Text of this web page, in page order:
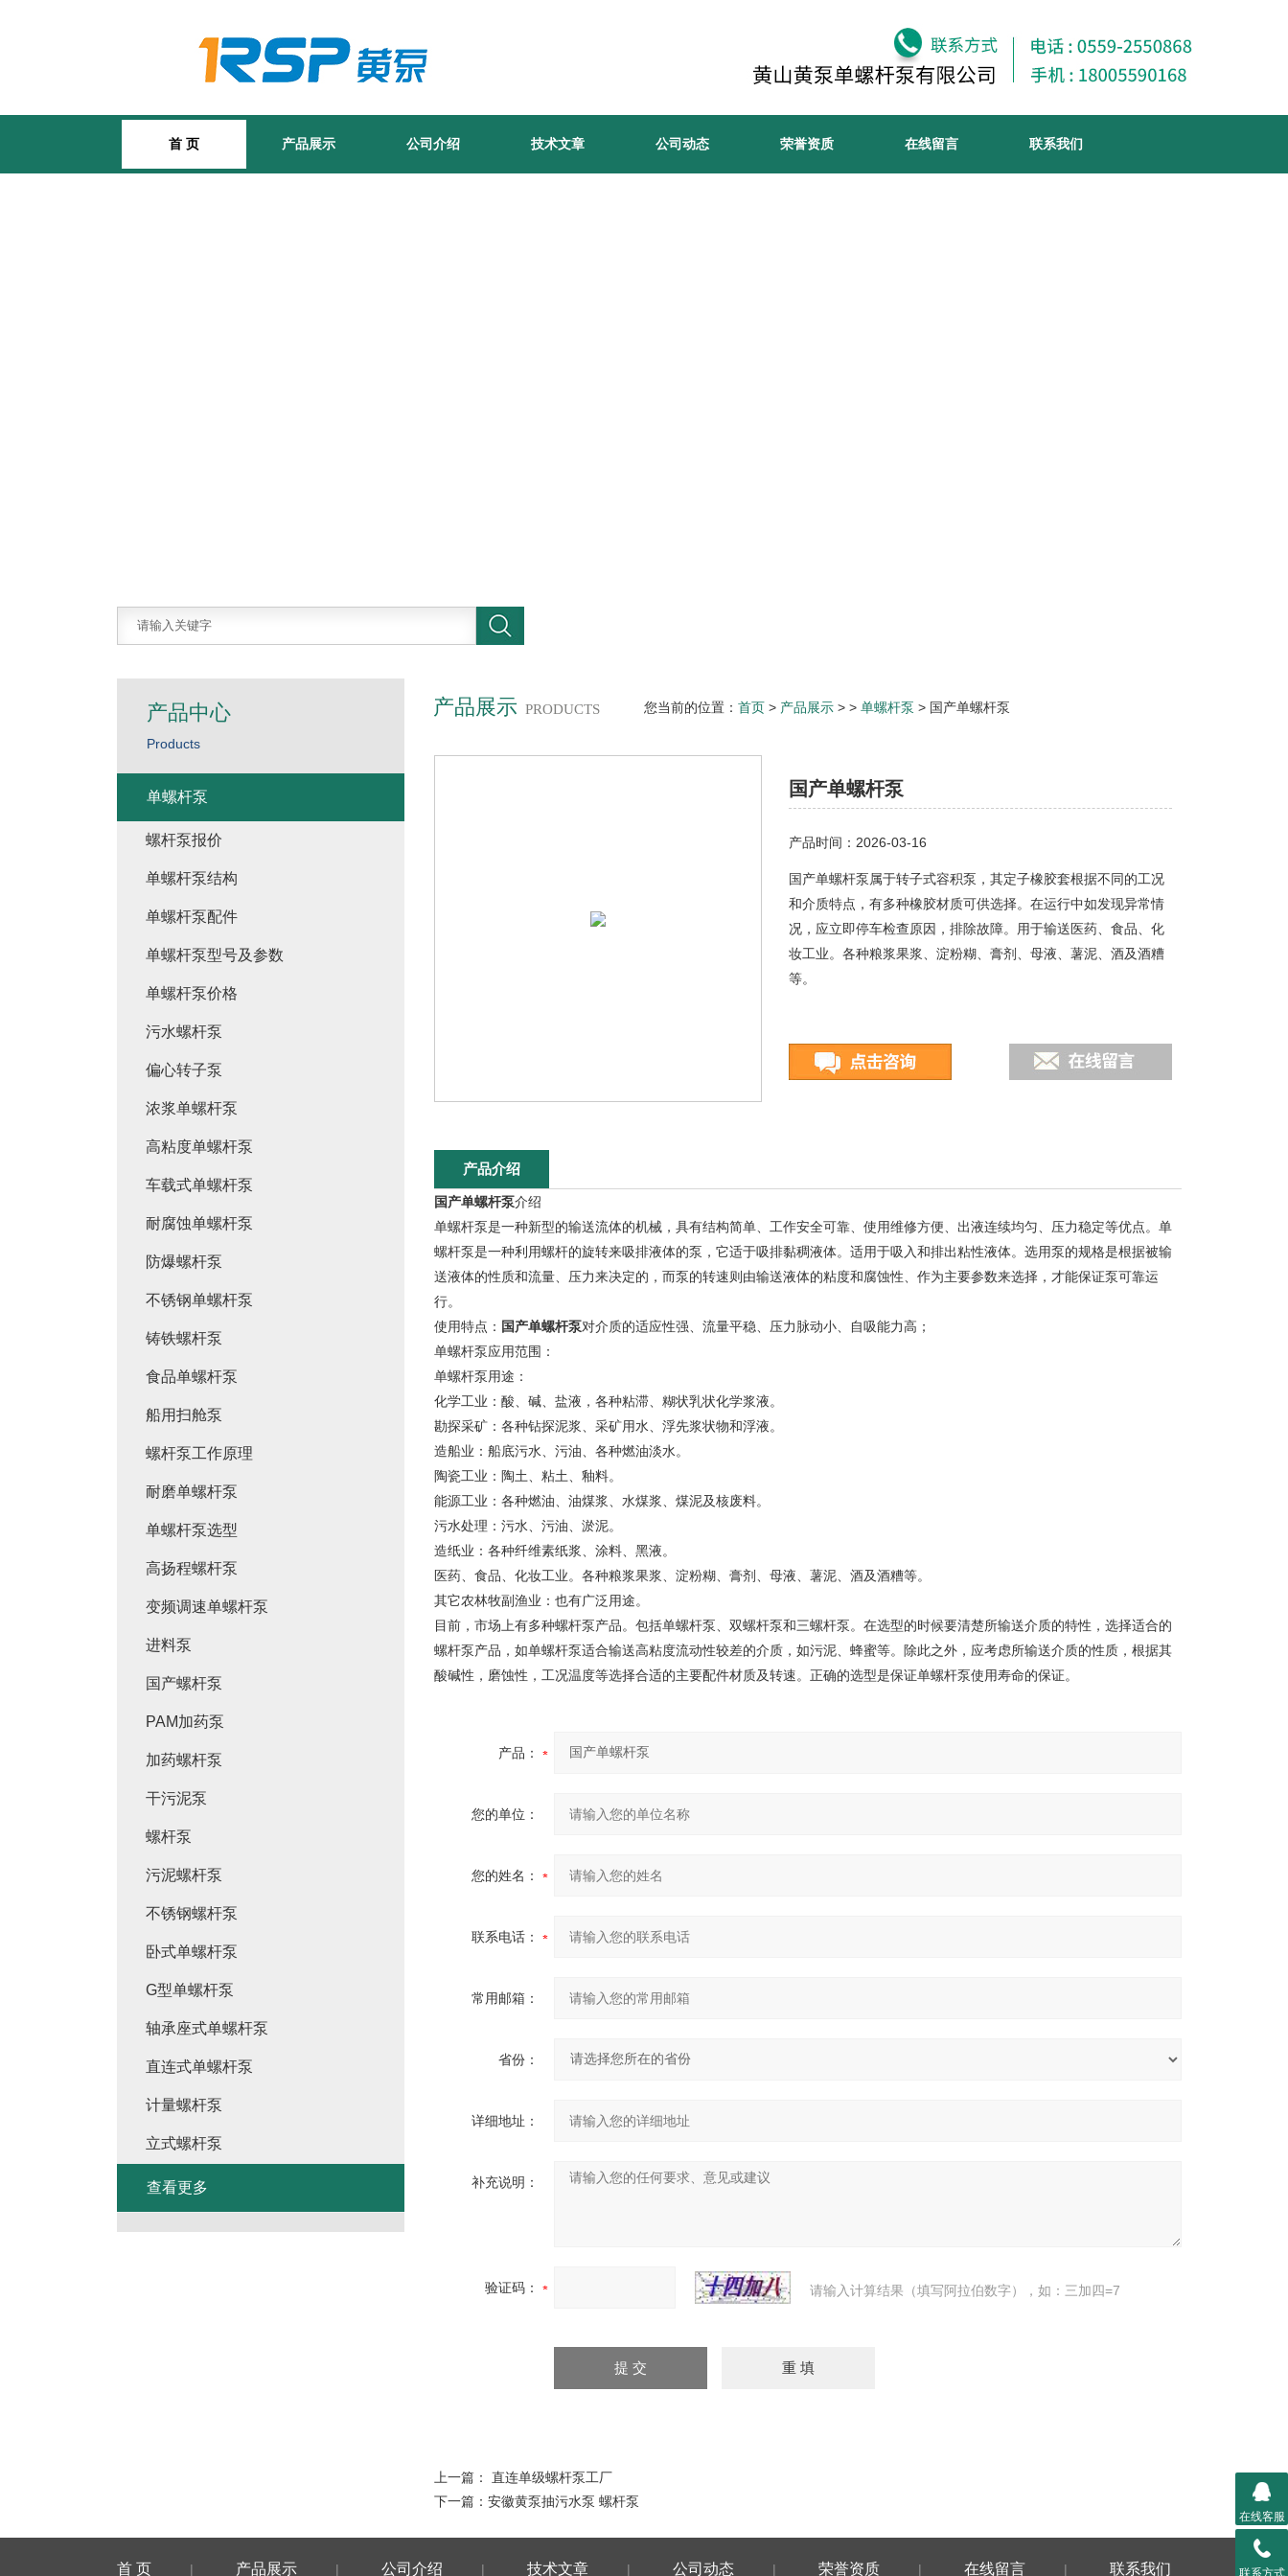
首 页 产品展示 公司介绍 技术文章 公司动态 荣誉资质 在线留言 联系我们
产品展示 PRODUCTS 您当前的位置： 首页 > 产品展示 > > 单螺杆泵 > 国产单螺杆泵
国产单螺杆泵
产品时间：2026-03-16
国产单螺杆泵属于转子式容积泵，其定子橡胶套根据不同的工况
和介质特点，有多种橡胶材质可供选择。在运行中如发现异常情
况，应立即停车检查原因，排除故障。用于输送医药、食品、化
妆工业。各种粮浆果浆、淀粉糊、膏剂、母液、薯泥、酒及酒糟
等。
产品介绍
国产单螺杆泵介绍
单螺杆泵是一种新型的输送流体的机械，具有结构简单、工作安全可靠、使用维修方便、出液连续均匀、压力稳定等优点。单
螺杆泵是一种利用螺杆的旋转来吸排液体的泵，它适于吸排黏稠液体。适用于吸入和排出粘性液体。选用泵的规格是根据被输
送液体的性质和流量、压力来决定的，而泵的转速则由输送液体的粘度和腐蚀性、作为主要参数来选择，才能保证泵可靠运
行。
使用特点： 国产单螺杆泵对介质的适应性强、流量平稳、压力脉动小、自吸能力高；
单螺杆泵应用范围：
单螺杆泵用途：
化学工业：酸、碱、盐液，各种粘滞、糊状乳状化学浆液。
勘探采矿：各种钻探泥浆、采矿用水、浮先浆状物和浮液。
造船业：船底污水、污油、各种燃油淡水。
陶瓷工业：陶土、粘土、釉料。
能源工业：各种燃油、油煤浆、水煤浆、煤泥及核废料。
污水处理：污水、污油、淤泥。
造纸业：各种纤维素纸浆、涂料、黑液。
医药、食品、化妆工业。各种粮浆果浆、淀粉糊、膏剂、母液、薯泥、酒及酒糟等。
其它农林牧副渔业：也有广泛用途。
目前，市场上有多种螺杆泵产品。包括单螺杆泵、双螺杆泵和三螺杆泵。在选型的时候要清楚所输送介质的特性，选择适合的
螺杆泵产品，如单螺杆泵适合输送高粘度流动性较差的介质，如污泥、蜂蜜等。除此之外，应考虑所输送介质的性质，根据其
酸碱性，磨蚀性，工况温度等选择合适的主要配件材质及转速。正确的选型是保证单螺杆泵使用寿命的保证。
产品：
您的单位：
您的姓名：
联系电话：
常用邮箱：
省份：
详细地址：
补充说明：
验证码： 请输入计算结果（填写阿拉伯数字），如：三加四=7
上一篇： 直连单级螺杆泵工厂
下一篇： 安徽黄泵抽污水泵 螺杆泵
产品中心
Products
单螺杆泵
螺杆泵报价
单螺杆泵结构
单螺杆泵配件
单螺杆泵型号及参数
单螺杆泵价格
污水螺杆泵
偏心转子泵
浓浆单螺杆泵
高粘度单螺杆泵
车载式单螺杆泵
耐腐蚀单螺杆泵
防爆螺杆泵
不锈钢单螺杆泵
铸铁螺杆泵
食品单螺杆泵
船用扫舱泵
螺杆泵工作原理
耐磨单螺杆泵
单螺杆泵选型
高扬程螺杆泵
变频调速单螺杆泵
进料泵
国产螺杆泵
PAM加药泵
加药螺杆泵
干污泥泵
螺杆泵
污泥螺杆泵
不锈钢螺杆泵
卧式单螺杆泵
G型单螺杆泵
轴承座式单螺杆泵
直连式单螺杆泵
计量螺杆泵
立式螺杆泵
查看更多
首 页 | 产品展示 | 公司介绍 | 技术文章 | 公司动态 | 荣誉资质 | 在线留言 | 联系我们
在线客服
联系方式